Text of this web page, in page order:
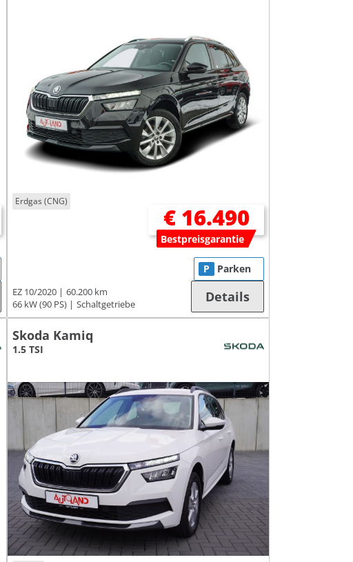
Erdgas (CNG)
€ 16.490
Bestpreisgarantie
EZ 10/2020
60.200 km
66 kW (90 PS)
Schaltgetriebe
P Parken
Details
Skoda Kamiq
1.5 TSI